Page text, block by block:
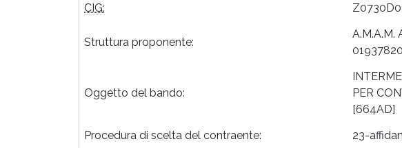
CIG:
Struttura proponente:
A.M.A.M.
Oggetto del bando:
PER
[664AD]
Procedura di scelta del contraente:
23-